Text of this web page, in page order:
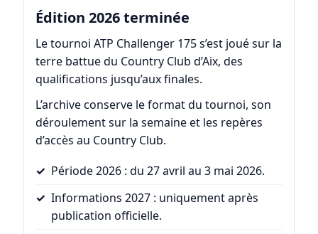
Édition 2026 terminée
Le tournoi ATP Challenger 175 s’est joué sur la
terre battue du Country Club d’Aix, des
qualifications jusqu’aux finales.
L’archive conserve le format du tournoi, son
déroulement sur la semaine et les repères
d’accès au Country Club.
Période 2026 : du 27 avril au 3 mai 2026.
Informations 2027 : uniquement après
publication officielle.